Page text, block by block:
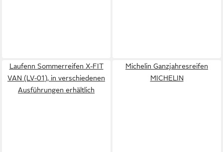
Laufenn Sommerreifen X-FIT
VAN (LV-01), in verschiedenen
Ausführungen erhältlich
Michelin Ganzjahresreifen
MICHELIN